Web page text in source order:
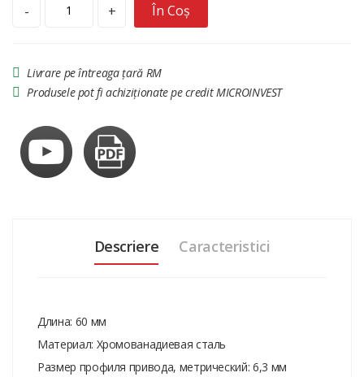
- + În Coș
Livrare pe întreaga țară RM
Produsele pot fi achiziționate pe credit MICROINVEST
Descriere Caracteristici
Длина: 60 мм
Материал: Хромованадиевая сталь
Размер профиля привода, метрический: 6,3 мм